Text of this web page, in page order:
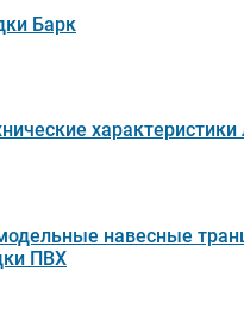
Барк
навесные
ПВХ